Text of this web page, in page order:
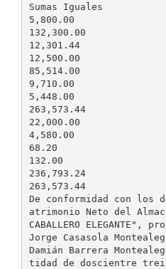
Sumas Iguales
5,800.00
132,300.00
12,301.44
12,500.00
85,514.00
9,710.00
5,448.00
263,573.44
22,000.00
4,580.00
68.20
132.00
236,793.24
263,573.44
De conformidad con los
atrimonio Neto del
CABALLERO ELEGANTE",
Jorge Casasola
Damián Barrera
tidad de doscientre